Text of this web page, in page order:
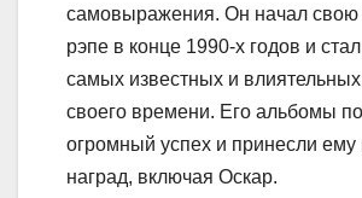
самовыражения. Он начал свою
рэпе в конце 1990-х годов и
самых известных и
своего времени. Его альбомы
огромный успех и принесли
наград, включая Оскар.